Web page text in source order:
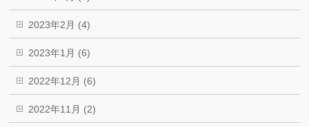
2023年2月 (4)
2023年1月 (6)
2022年12月 (6)
2022年11月 (2)